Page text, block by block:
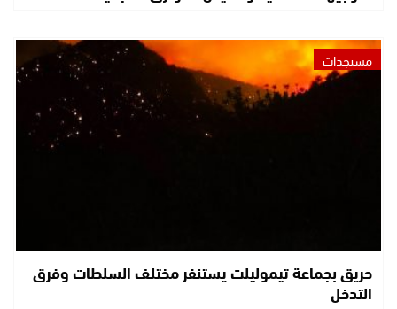
مستجدات
حريق بجماعة تيموليلت يستنفر مختلف السلطات وفرق
التدخل